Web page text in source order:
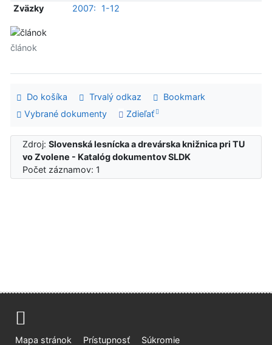
Zväzky
2007: 1-12
článok
Do košíka Trvalý odkaz
Bookmark
Vybrané dokumenty
Zdieľať
Zdroj:Slovenská lesnícka a drevárska knižnica pri TU
vo Zvolene - Katalóg dokumentov SLDK
Počet záznamov: 1
Mapa stránok Prístupnosť Súkromie